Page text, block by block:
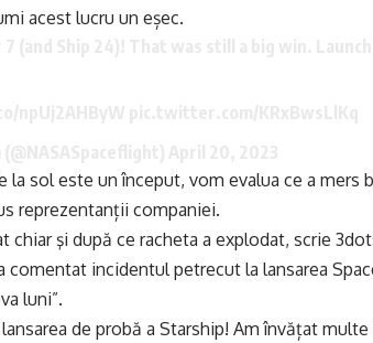
acest lucru un eșec.
la sol este un început, vom evalua ce a mers
reprezentanții companiei.
chiar şi după ce racheta a explodat, scrie
comentat incidentul petrecut la lansarea
luni”.
de probă a Starship! Am învățat